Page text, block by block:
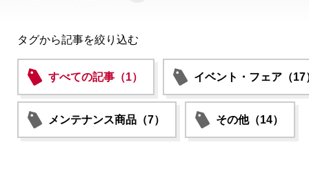
タグから記事を絞り込む
すべての記事（1） イベント・フェア（17
メンテナンス商品（7） その他（14）